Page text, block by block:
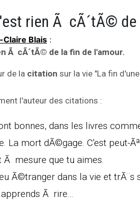
rien Ã cÃ´tÃ© de
Claire Blais :
Ã cÃ´tÃ© de la fin de l'amour.
de la citation sur la vie "La fin
l'auteur des citations :
bonnes, dans les livres
La mort dÃ©gage. C'est peut-
Ã mesure que tu aimes.
Ã©tranger dans la vie et trÃ¨s
Ã rire...